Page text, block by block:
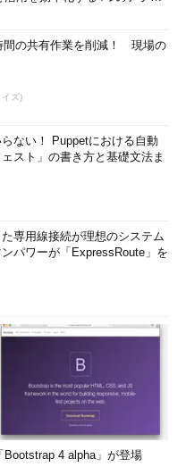
間の共有作業を削減！ 現場の
ズ)
ない！ Puppetにおける自動
スト」の書き方と基礎文法ま
専用線接続が理想のシステム
パワーが「ExpressRoute」を
「Bootstrap 4 alpha」が登場